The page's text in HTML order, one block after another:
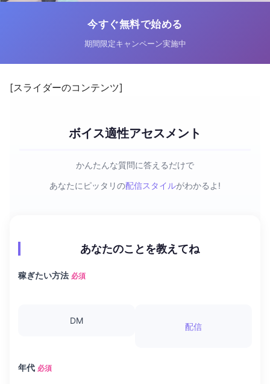
今すぐ無料で始める
期間限定キャンペーン実施中
[スライダーのコンテンツ]
ボイス適性アセスメント
かんたんな質問に答えるだけで
あなたにピッタリの配信スタイルがわかるよ!
あなたのことを教えてね
稼ぎたい方法 必須
DM
配信
年代 必須